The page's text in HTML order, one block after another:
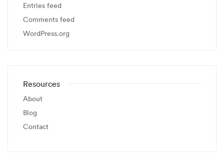
Entries feed
Comments feed
WordPress.org
Resources
About
Blog
Contact